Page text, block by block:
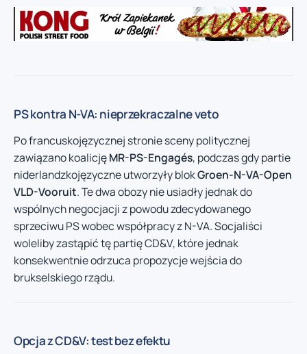
PS kontra N-VA: nieprzekraczalne veto
Po francuskojęzycznej stronie sceny politycznej
zawiązano koalicjęMR-PS-Engagés, podczas gdy partie
niderlandzkojęzyczne utworzyły blokGroen-N-VA-Open
VLD-Vooruit. Te dwa obozy nie usiadły jednak do
wspólnych negocjacji z powodu zdecydowanego
sprzeciwu PS wobec współpracy z N-VA. Socjaliści
woleliby zastąpić tę partię CD&V, które jednak
konsekwentnie odrzuca propozycje wejścia do
brukselskiego rządu.
Opcja z CD&V: test bez efektu